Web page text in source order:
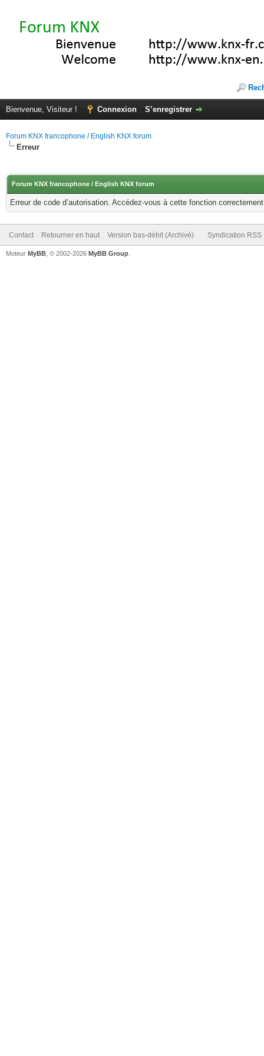
Bienvenue, Visiteur ! Connexion S’enregistrer
Forum KNX francophone / English KNX forum
Erreur
Forum KNX francophone / English KNX forum
Erreur de code d’autorisation. Accédez-vous à cette fonction
Contact Retourner en haut Version bas-débit (Archivé) Syndication RSS
Moteur MyBB , © 2002-2026 MyBB Group